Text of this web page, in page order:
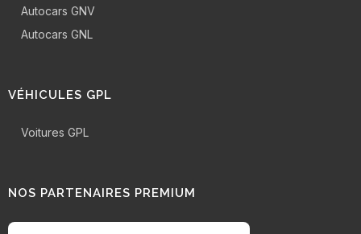
Autocars GNV
Autocars GNL
VÉHICULES GPL
Voitures GPL
NOS PARTENAIRES PREMIUM